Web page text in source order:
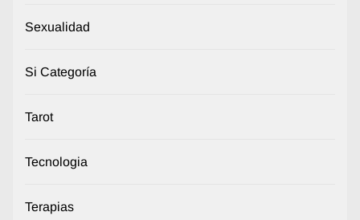
Sexualidad
Si Categoría
Tarot
Tecnologia
Terapias